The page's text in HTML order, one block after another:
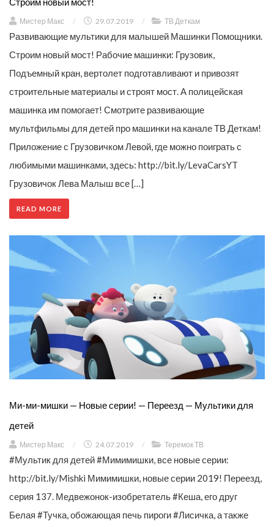
Мистер Макс / 29.07.2019 / ТВ Деткам
Развивающие мультики для малышей Машинки Помощники.
Строим новый мост! Рабочие машинки: Грузовик,
Подъемный кран, вертолет подготавливают и привозят
строительные материалы и строят мост. А полицейская
машинка им помогает! Смотрите развивающие
мультфильмы для детей про машинки на канале ТВ Деткам!
Приложение с Грузовичком Левой, где можно поиграть с
любимыми машинками, здесь: http://bit.ly/LevaCarsYT
Грузовичок Лева Малыш все […]
READ MORE
Ми-ми-мишки — Новые серии! — Переезд — Мультики для
детей
Мистер Макс / 24.07.2019 / Теремок ТВ
#Мультик для детей #Мимимишки, все новые серии:
http://bit.ly/Mishki Мимимишки, новые серии 2019! Переезд,
серия 137. Медвежонок-изобретатель #Кеша, его друг
Белая #Тучка, обожающая печь пироги #Лисичка, а также